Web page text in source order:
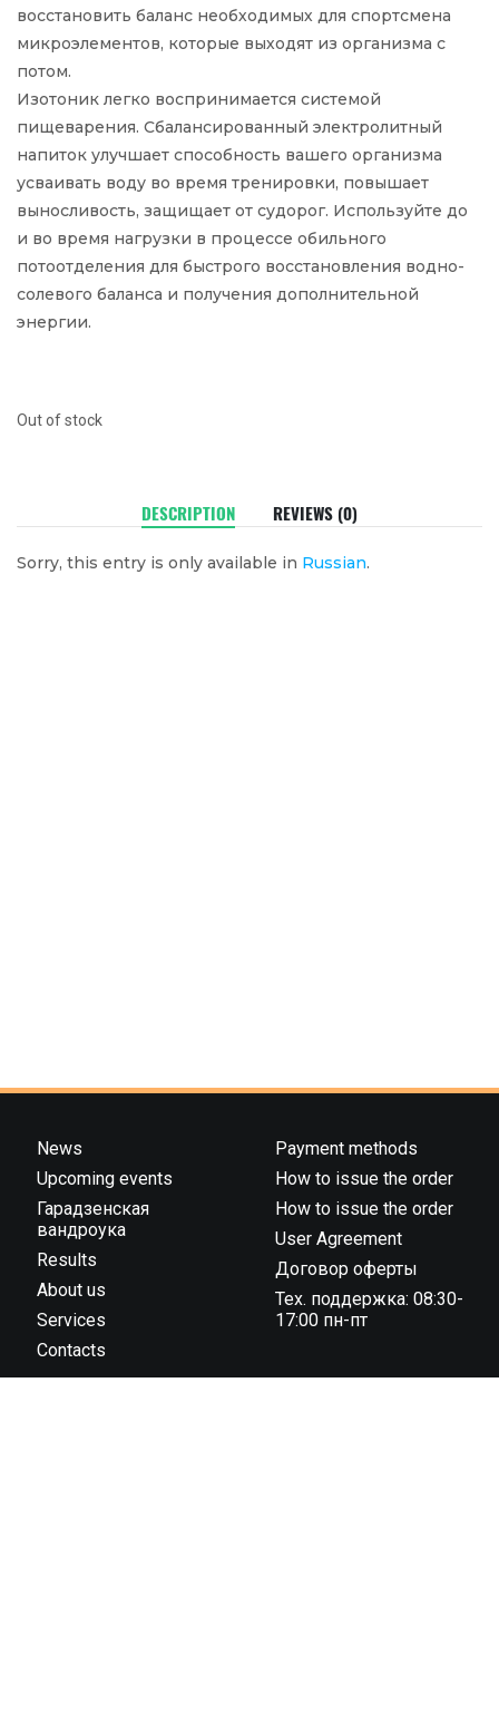
восстановить баланс необходимых для спортсмена
микроэлементов, которые выходят из организма с
потом.
Изотоник легко воспринимается системой
пищеварения. Сбалансированный электролитный
напиток улучшает способность вашего организма
усваивать воду во время тренировки, повышает
выносливость, защищает от судорог. Используйте до
и во время нагрузки в процессе обильного
потоотделения для быстрого восстановления водно-
солевого баланса и получения дополнительной
энергии.
Out of stock
DESCRIPTION REVIEWS (0)
Sorry, this entry is only available in Russian.
News
Upcoming events
Гарадзенская
вандроука
Results
About us
Services
Contacts
Payment methods
How to issue the order
How to issue the order
User Agreement
Договор оферты
Тех. поддержка: 08:30-
17:00 пн-пт